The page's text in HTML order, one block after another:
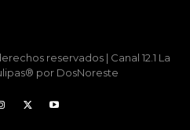
reservados | Canal 12.1 La
por DosNoreste